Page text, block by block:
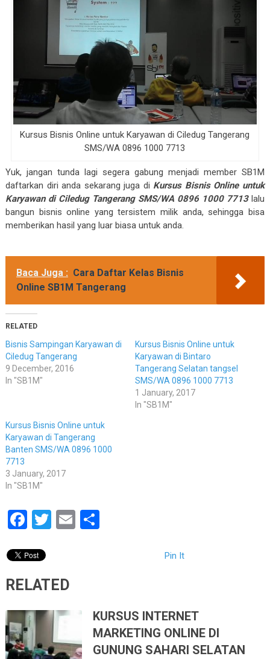
Kursus Bisnis Online untuk Karyawan di Ciledug Tangerang
SMS/WA 0896 1000 7713
Yuk, jangan tunda lagi segera gabung menjadi member SB1M
daftarkan diri anda sekarang juga di Kursus Bisnis Online untuk
Karyawan di Ciledug Tangerang SMS/WA 0896 1000 7713lalu
bangun bisnis online yang tersistem milik anda, sehingga bisa
memberikan hasil yang luar biasa untuk anda.
Baca Juga : Cara Daftar Kelas Bisnis
Online SB1M Tangerang
RELATED
Bisnis Sampingan Karyawan di
Ciledug Tangerang
9 December, 2016
In "SB1M"
Kursus Bisnis Online untuk
Karyawan di Bintaro
Tangerang Selatan tangsel
SMS/WA 0896 1000 7713
1 January, 2017
In "SB1M"
Kursus Bisnis Online untuk
Karyawan di Tangerang
Banten SMS/WA 0896 1000
7713
3 January, 2017
In "SB1M"
Facebook
Twitter
EmailShare
Pin It
RELATED
KURSUS INTERNET
MARKETING ONLINE DI
GUNUNG SAHARI SELATAN